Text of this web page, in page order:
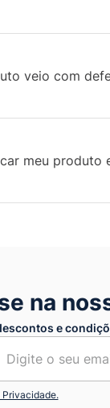
veio com
meu produto
na
e